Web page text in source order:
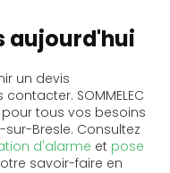
aujourd'hui
un devis
SOMMELEC
tous vos besoins
sur-Bresle. Consultez
d'alarme et pose
savoir-faire en